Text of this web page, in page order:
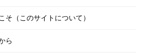
そ（このサイトについて）
ら